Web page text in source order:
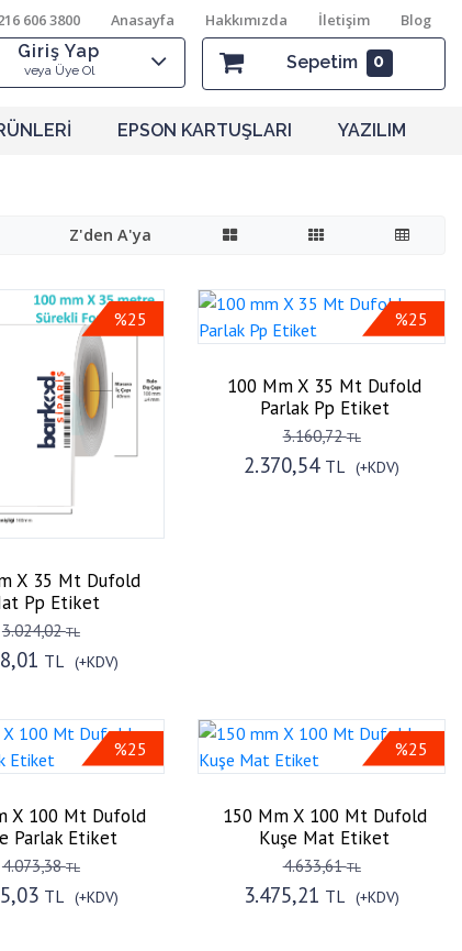
606 3800 Anasayfa Hakkımızda İletişim Blog
Giriş Yap
veya Üye Ol Sepetim 0
EPSON KARTUŞLARI YAZILIM
Z'den A'ya
%25
X 35 Mt Dufold
Pp Etiket
3.024,02TL
TL (+KDV)
%25
100 Mm X 35 Mt Dufold
Parlak Pp Etiket
3.160,72TL
2.370,54 TL (+KDV)
%25
X 100 Mt Dufold
Parlak Etiket
4.073,38TL
TL (+KDV)
%25
150 Mm X 100 Mt Dufold
Kuşe Mat Etiket
4.633,61TL
3.475,21 TL (+KDV)